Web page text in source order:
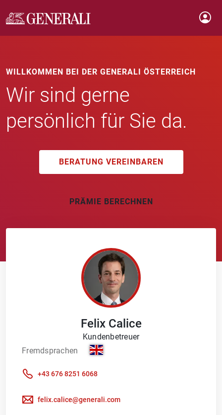
WILLKOMMEN BEI DER GENERALI ÖSTERREICH
Wir sind gerne
persönlich für Sie da.
BERATUNG VEREINBAREN
PRÄMIE BERECHNEN
Felix Calice
Kundenbetreuer
Fremdsprachen
+43 676 8251 6068
felix.calice@generali.com